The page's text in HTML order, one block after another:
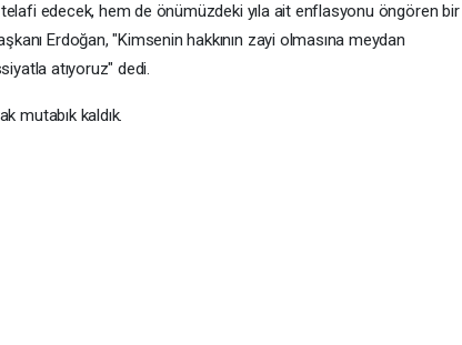
edecek, hem de önümüzdeki yıla ait enflasyonu öngören bir
Erdoğan, "Kimsenin hakkının zayi olmasına meydan
atıyoruz" dedi.
mutabık kaldık.